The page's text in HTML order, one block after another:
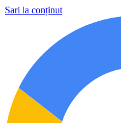
Sari la conținut